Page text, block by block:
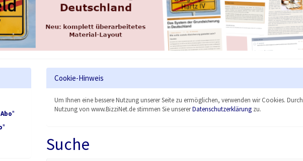
"
"
Cookie-Hinweis
Um Ihnen eine bessere Nutzung unserer Seite zu ermöglichen, verwenden wir Cookies. Durch
Nutzung von www.BizziNet.de stimmen Sie unsererDatenschutzerklärungzu.
Suche